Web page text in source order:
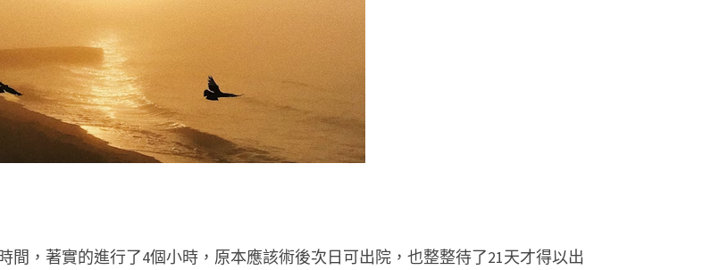
間，著實的進行了4個小時，原本應該術後次日可出院，也整整待了21天才得以出